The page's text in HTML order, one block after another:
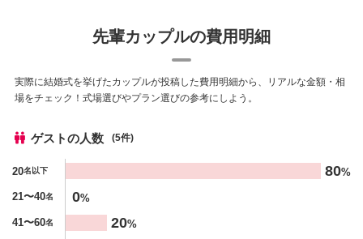
先輩カップルの費用明細
実際に結婚式を挙げたカップルが投稿した費用明細から、リアルな金額・相
場をチェック！式場選びやプラン選びの参考にしよう。
ゲストの人数 (5件)
人数
20名以下 80%
21〜40名 0%
41〜60名 20%